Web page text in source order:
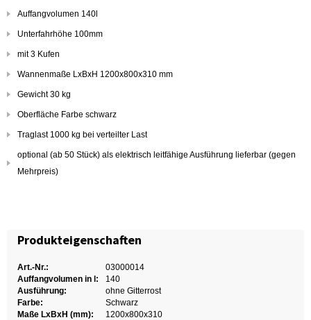
Auffangvolumen 140l
Unterfahrhöhe 100mm
mit 3 Kufen
Wannenmaße LxBxH 1200x800x310 mm
Gewicht 30 kg
Oberfläche Farbe schwarz
Traglast 1000 kg bei verteilter Last
optional (ab 50 Stück) als elektrisch leitfähige Ausführung lieferbar (gegen
Mehrpreis)
Produkteigenschaften
Art.-Nr.:
03000014
Auffangvolumen in l:
140
Ausführung:
ohne Gitterrost
Farbe:
Schwarz
Maße LxBxH (mm):
1200x800x310